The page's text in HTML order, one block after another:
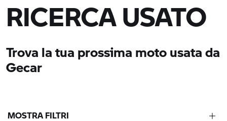
RICERCA USATO
Trova la tua prossima moto usata da
Gecar
MOSTRA FILTRI